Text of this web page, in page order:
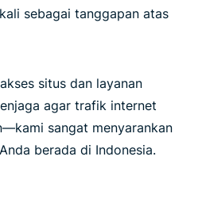
sebagai tanggapan atas
situs dan layanan
agar trafik internet
sangat menyarankan
berada di Indonesia.